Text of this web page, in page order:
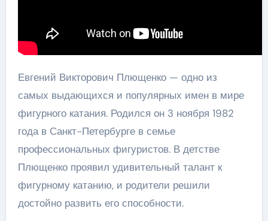
Евгений Викторович Плющенко — одно из
самых выдающихся и популярных имен в мире
фигурного катания. Родился он 3 ноября 1982
года в Санкт-Петербурге в семье
профессиональных фигуристов. В детстве
Плющенко проявил удивительный талант к
фигурному катанию, и родители решили
достойно развить его способности.